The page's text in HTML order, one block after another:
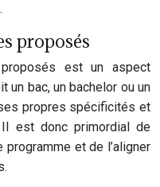
proposés
est un aspect
un bac, un bachelor ou un
propres spécificités et
est donc primordial de
et de l’aligner